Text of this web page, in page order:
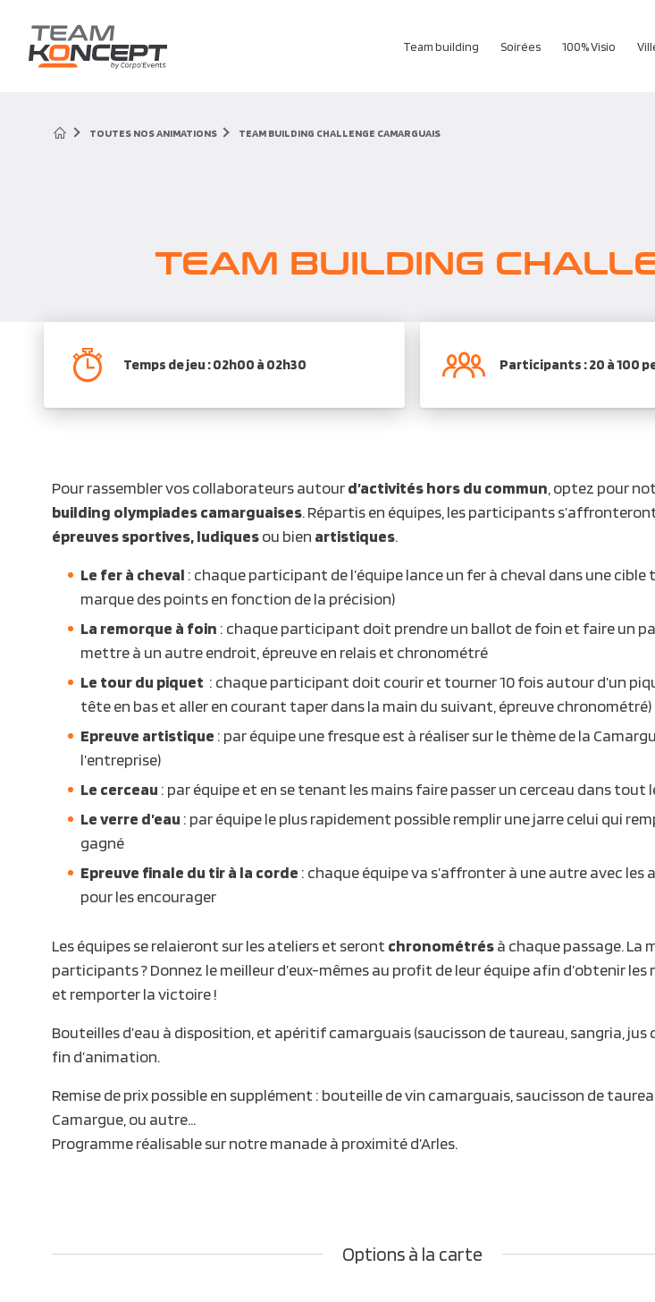
Team building Soirées 100% Visio
TOUTES NOS ANIMATIONS TEAM BUILDING CHALLENGE CAMARGUAIS
TEAM BUILDING
Temps de jeu : 02h00 à 02h30 Participants : 20 à 100
Pour rassembler vos collaborateurs autourd’activités hors du commun , optez pour
building olympiades camarguaises. Répartis en équipes, les participants
épreuves sportives, ludiquesou bien artistiques.
Le fer à cheval : chaque participant de l’équipe lance un fer à cheval dans une cible
marque des points en fonction de la précision)
La remorque à foin : chaque participant doit prendre un ballot de foin et faire un
mettre à un autre endroit, épreuve en relais et chronométré
Le tour du piquet : chaque participant doit courir et tourner 10 fois autour d’un
tête en bas et aller en courant taper dans la main du suivant, épreuve chronométré)
Epreuve artistique : par équipe une fresque est à réaliser sur le thème de la
l’entreprise)
Le cerceau : par équipe et en se tenant les mains faire passer un cerceau dans tout
Le verre d’eau : par équipe le plus rapidement possible remplir une jarre celui qui
gagné
Epreuve finale du tir à la corde : chaque équipe va s’affronter à une autre avec les
pour les encourager
Les équipes se relaieront sur les ateliers et seront chronométrésà chaque passage. La
participants ? Donnez le meilleur d’eux-mêmes au profit de leur équipe afin d’obtenir les
et remporter la victoire !
Bouteilles d’eau à disposition, et apéritif camarguais (saucisson de taureau, sangria, jus
fin d’animation.
Remise de prix possible en supplément : bouteille de vin camarguais, saucisson de
Camargue, ou autre…
Programme réalisable sur notre manade à proximité d’Arles.
Options à la carte